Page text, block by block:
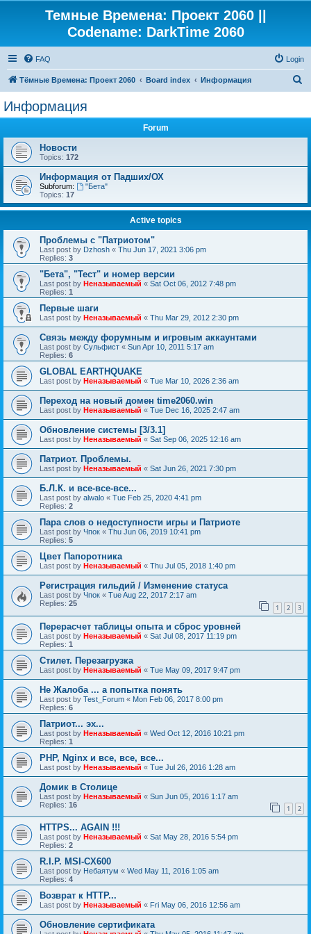
Темные Времена: Проект 2060 ||
Codename: DarkTime 2060
FAQ Login
Тёмные Времена: Проект 2060 Board index Информация
Информация
Forum
Новости
Topics: 172
Информация от Падших/ОХ
Subforum:
"Бета"
Topics: 17
Active topics
Проблемы с "Патриотом"
Last post by Dzhosh « Thu Jun 17, 2021 3:06 pm
Replies: 3
"Бета", "Тест" и номер версии
Last post by Неназываемый « Sat Oct 06, 2012 7:48 pm
Replies: 1
Первые шаги
Last post by Неназываемый « Thu Mar 29, 2012 2:30 pm
Связь между форумным и игровым аккаунтами
Last post by Сульфист « Sun Apr 10, 2011 5:17 am
Replies: 6
GLOBAL EARTHQUAKE
Last post by Неназываемый « Tue Mar 10, 2026 2:36 am
Переход на новый домен time2060.win
Last post by Неназываемый « Tue Dec 16, 2025 2:47 am
Обновление системы [3/3.1]
Last post by Неназываемый « Sat Sep 06, 2025 12:16 am
Патриот. Проблемы.
Last post by Неназываемый « Sat Jun 26, 2021 7:30 pm
Б.Л.К. и все-все-все...
Last post by alwalo « Tue Feb 25, 2020 4:41 pm
Replies: 2
Пара слов о недоступности игры и Патриоте
Last post by Чпок « Thu Jun 06, 2019 10:41 pm
Replies: 5
Цвет Папоротника
Last post by Неназываемый « Thu Jul 05, 2018 1:40 pm
Регистрация гильдий / Изменение статуса
Last post by Чпок « Tue Aug 22, 2017 2:17 am
Replies: 25 1 2 3
Перерасчет таблицы опыта и сброс уровней
Last post by Неназываемый « Sat Jul 08, 2017 11:19 pm
Replies: 1
Стилет. Перезагрузка
Last post by Неназываемый « Tue May 09, 2017 9:47 pm
Не Жалоба ... а попытка понять
Last post by Test_Forum « Mon Feb 06, 2017 8:00 pm
Replies: 6
Патриот... эх...
Last post by Неназываемый « Wed Oct 12, 2016 10:21 pm
Replies: 1
PHP, Nginx и все, все, все...
Last post by Неназываемый « Tue Jul 26, 2016 1:28 am
Домик в Столице
Last post by Неназываемый « Sun Jun 05, 2016 1:17 am
Replies: 16 1 2
HTTPS... AGAIN !!!
Last post by Неназываемый « Sat May 28, 2016 5:54 pm
Replies: 2
R.I.P. MSI-CX600
Last post by Небаятум « Wed May 11, 2016 1:05 am
Replies: 4
Возврат к HTTP...
Last post by Неназываемый « Fri May 06, 2016 12:56 am
Обновление сертификата